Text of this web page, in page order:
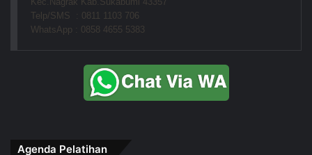
Telp/SMS  : 0811 1103 706
WhatsApp : 0858 4655 5383
Agenda Pelatihan